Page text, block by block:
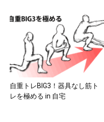
自重トレBIG3！器具なし筋ト
レを極める in 自宅